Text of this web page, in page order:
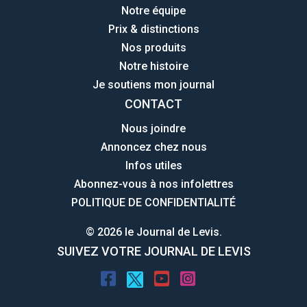
Notre équipe
Prix & distinctions
Nos produits
Notre histoire
Je soutiens mon journal
CONTACT
Nous joindre
Annoncez chez nous
Infos utiles
Abonnez-vous à nos infolettres
POLITIQUE DE CONFIDENTIALITÉ
© 2026 le Journal de Levis.
SUIVEZ VOTRE JOURNAL DE LEVIS